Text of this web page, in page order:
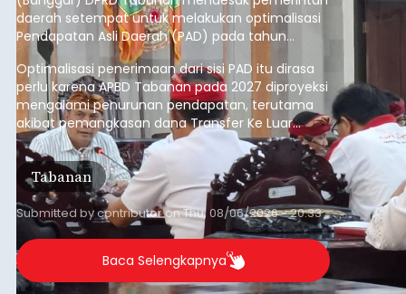
daerah setempat untuk melakukan optimalisasi
Pendapatan Asli Daerah (PAD) pada tahun
anggaran 2027.
Optimalisasi penerimaan dari sisi PAD itu dirasa
perlu karena APBD Tabanan pada 2027 diproyeksi
mengalami penurunan pendapatan, terutama
akibat pemangkasan dana Transfer Ke Luar
Daerah (TKD) dari pemerintah pusat.
Tabanan
Submitted bycontributoronThu, 08/06/2026 - 20:33
Baca Selengkapnya